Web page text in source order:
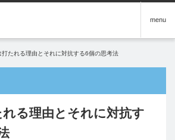
menu
打たれる理由とそれに対抗する6個の思考法
る理由とそれに対抗す